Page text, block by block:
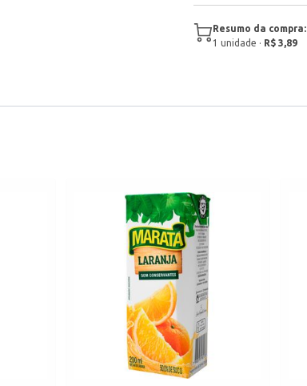
Resumo da compra:
1 unidade · R$ 3,89